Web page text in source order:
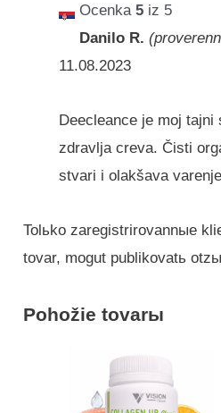
Ocenka5 iz 5
Danilo R.
11.08.2023
Deecleance je moj
zdravlja creva. Čisti
stvari i olakšava
Tolьko zaregistrirovannыe
tovar, mogut publikovatь
Pohožie tovarы